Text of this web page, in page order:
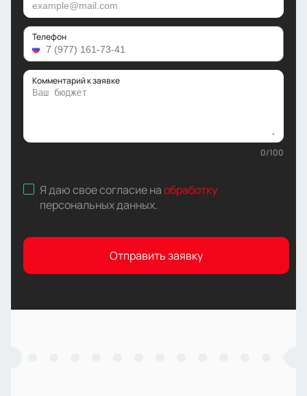
Телефон
Комментарий к заявке
0/100
Я даю свое согласие наобработку
персональных данных.
Отправить заявку